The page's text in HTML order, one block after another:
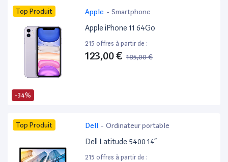
-34%
Top Produit Apple - Smartphone
Apple iPhone 11 64Go
215 offres à partir de :
123,00 € 185,00 €
Top Produit Dell - Ordinateur portable
Dell Latitude 5400 14”
215 offres à partir de :